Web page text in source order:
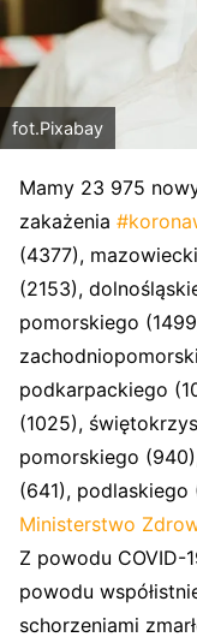
fot.Pixabay
Mamy 23 975
zakażenia
(4377),
(2153),
pomorskiego
podkarpackiego
(1025),
pomorskiego
(641), podlaskiego
Ministerstwo
Z powodu COVID-
powodu
schorzeniami